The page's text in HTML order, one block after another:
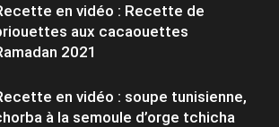
en vidéo : Recette de
aux cacaouettes
2021
en vidéo : soupe tunisienne,
à la semoule d’orge tchicha